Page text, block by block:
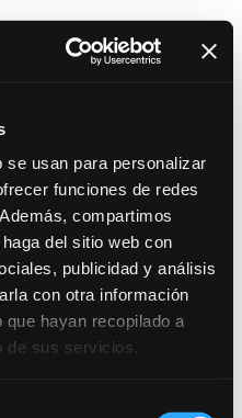
usan para personalizar
funciones de redes
compartimos
del sitio web con
publicidad y análisis
con otra información
hayan recopilado a
de sus servicios.